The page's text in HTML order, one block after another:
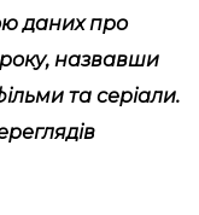
даних про
назвавши
та серіали.